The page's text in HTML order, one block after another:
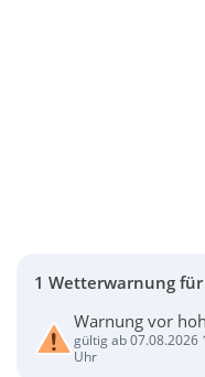
1 Wetterwarnung für
Warnung vor
gültig ab 07.08.2026
Uhr